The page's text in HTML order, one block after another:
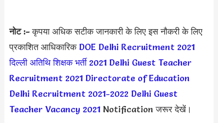
नोट :-कृपया अधिक सटीक जानकारी के लिए इस नौकरी के लिए
प्रकाशित आधिकारिक DOE Delhi Recruitment 2021
दिल्ली अतिथि शिक्षक भर्ती 2021 Delhi Guest Teacher
Recruitment 2021 Directorate of Education
Delhi Recruitment 2021-2022 Delhi Guest
Teacher Vacancy 2021 Notification जरूर देखें।